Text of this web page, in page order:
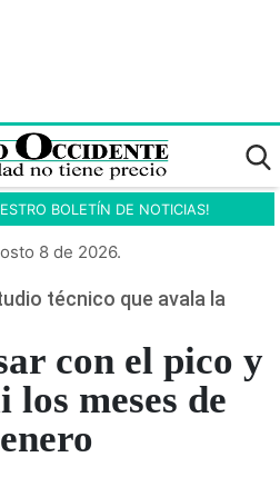
BOLETÍN DE NOTICIAS!
8 de 2026.
técnico que avala la
con el pico y
meses de